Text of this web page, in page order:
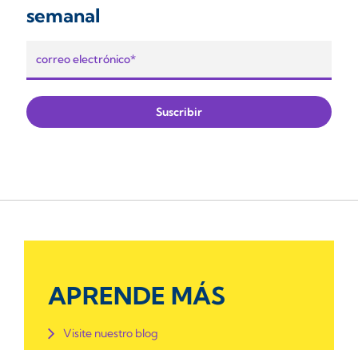
semanal
APRENDE MÁS
Visite nuestro blog